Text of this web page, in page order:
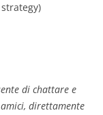
di chattare e
direttamente